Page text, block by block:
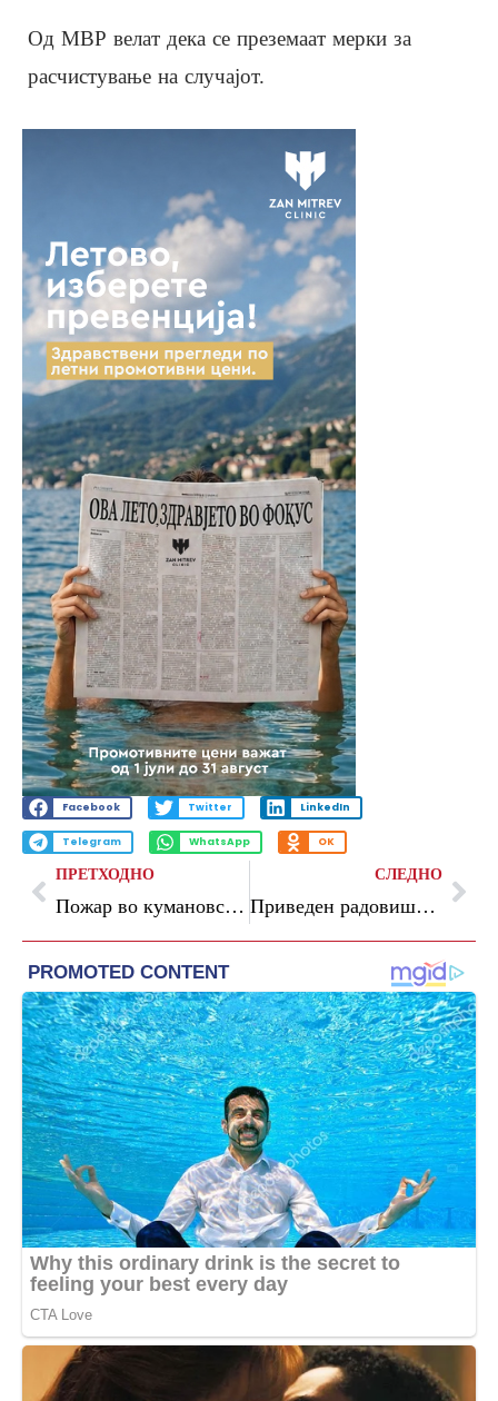
Од МВР велат дека се преземаат мерки за
расчистување на случајот.
Facebook Twitter LinkedIn
Telegram WhatsApp OK
ПРЕТХОДНО
Пожар во кумановско Матејче: две лица се затруле од чад откако се запалила куќа
СЛЕДНО
Приведен радовишанец во струмичко: се барал со потерница за затворска казна од 10 месеци